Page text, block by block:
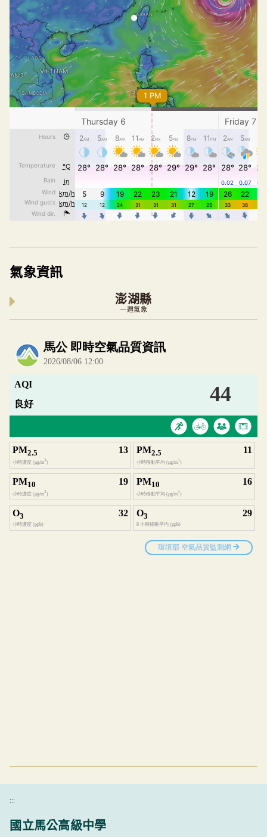
氣象資訊
澎湖縣
一週氣象
內嵌空氣品質小工具為視覺預覽，完整即時空
:::
國立馬公高級中學